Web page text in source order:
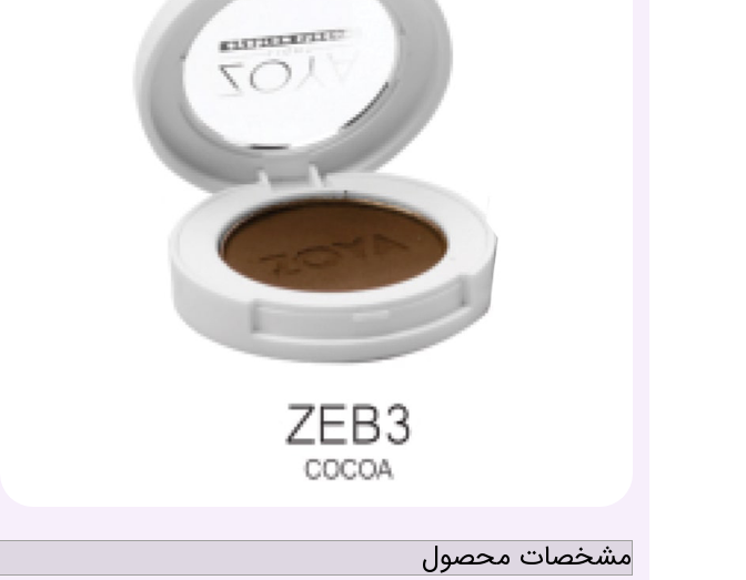
مشخصات محصول